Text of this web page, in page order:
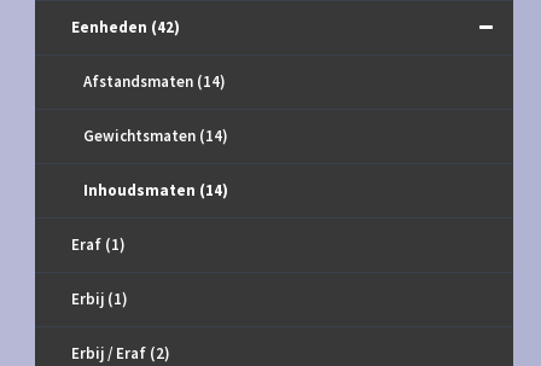
Eenheden (42)
Afstandsmaten (14)
Gewichtsmaten (14)
Inhoudsmaten (14)
Eraf (1)
Erbij (1)
Erbij / Eraf (2)